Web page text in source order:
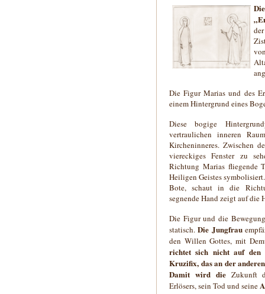
Die Figur Marias und des
einem Hintergrund eines
Diese bogige
vertraulichen inneren
Kircheninneres. Zwischen
viereckiges Fenster zu
Richtung Marias fliegende
Heiligen Geistes
Bote, schaut in die
segnende Hand zeigt auf die
Die Figur und die
statisch.Die Jungfrau
den Willen Gottes, mit
richtet sich nicht auf den
Kruzifix, das an der
Damit wird dieZukunft
Erlösers, sein Tod und seine